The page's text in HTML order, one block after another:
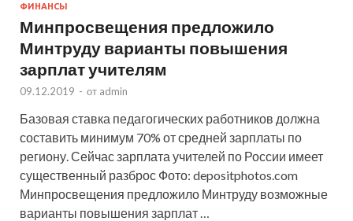
ФИНАНСЫ
Минпросвещения предложило
Минтруду варианты повышения
зарплат учителям
09.12.2019 - от admin
Базовая ставка педагогических работников должна
составить минимум 70% от средней зарплаты по
региону. Сейчас зарплата учителей по России имеет
существенный разброс Фото: depositphotos.com
Минпросвещения предложило Минтруду возможные
варианты повышения зарплат …